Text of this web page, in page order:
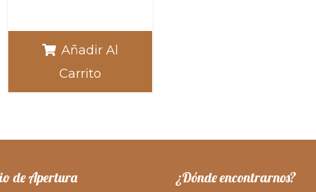
Añadir Al
Carrito
de Apertura ¿Dónde encontrarnos?